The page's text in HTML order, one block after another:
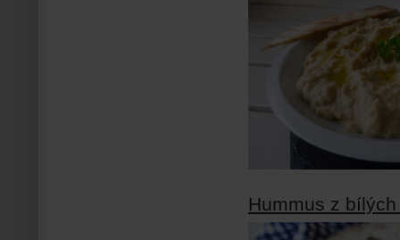
Hummus z